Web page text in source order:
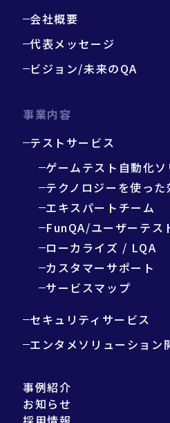
会社概要
代表メッセージ
ビジョン/未来のQA
事業内容
テストサービス
ゲームテスト自動化
テクノロジーを使った
エキスパートチーム
FunQA/ユーザーテス
ローカライズ / LQA
カスタマーサポート
サービスマップ
セキュリティサービス
エンタメソリューション
事例紹介
お知らせ